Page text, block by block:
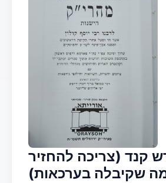
קנד (צריכה להחזיר
שקיבלה בערכאות)